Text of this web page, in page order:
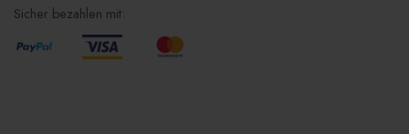
Sicher bezahlen mit: